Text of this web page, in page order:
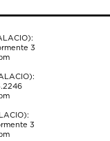
3
3